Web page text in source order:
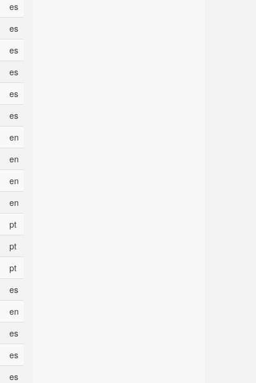
es
es
es
es
es
es
en
en
en
en
pt
pt
pt
es
en
es
es
es